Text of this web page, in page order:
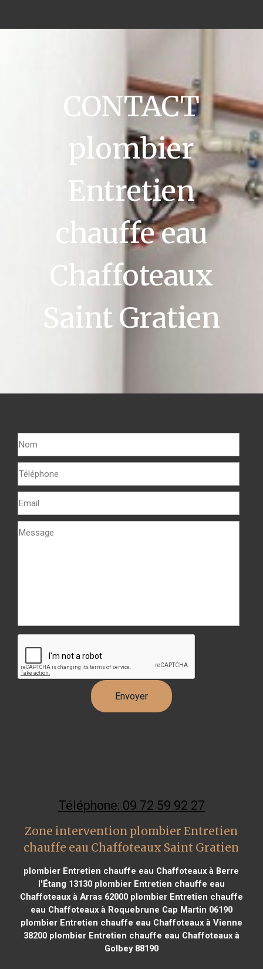
CONTACT
plombier
Entretien
chauffe eau
Chaffoteaux
Saint Gratien
Téléphone: 09 72 59 92 27
Zone intervention plombier Entretien
chauffe eau Chaffoteaux Saint Gratien
plombier Entretien chauffe eau Chaffoteaux à Berre
l'Étang 13130plombier Entretien chauffe eau
Chaffoteaux à Arras 62000plombier Entretien chauffe
eau Chaffoteaux à Roquebrune Cap Martin 06190
plombier Entretien chauffe eau Chaffoteaux à Vienne
38200plombier Entretien chauffe eau Chaffoteaux à
Golbey 88190